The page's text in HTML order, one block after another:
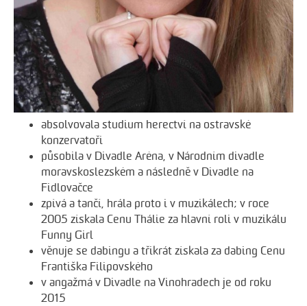
absolvovala studium herectví na ostravské
konzervatoři
působila v Divadle Aréna, v Národním divadle
moravskoslezském a následně v Divadle na
Fidlovačce
zpívá a tančí, hrála proto i v muzikálech; v roce
2005 získala Cenu Thálie za hlavní roli v muzikálu
Funny Girl
věnuje se dabingu a třikrát získala za dabing Cenu
Františka Filipovského
v angažmá v Divadle na Vinohradech je od roku
2015